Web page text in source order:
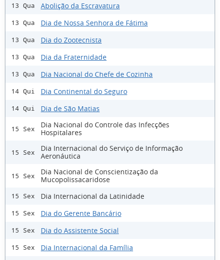
13 Qua Abolição da Escravatura
13 Qua Dia de Nossa Senhora de Fátima
13 Qua Dia do Zootecnista
13 Qua Dia da Fraternidade
13 Qua Dia Nacional do Chefe de Cozinha
14 Qui Dia Continental do Seguro
14 Qui Dia de São Matias
15 Sex
Dia Nacional do Controle das Infecções
Hospitalares
15 Sex
Dia Internacional do Serviço de Informação
Aeronáutica
15 Sex
Dia Nacional de Conscientização da
Mucopolissacaridose
15 Sex Dia Internacional da Latinidade
15 Sex Dia do Gerente Bancário
15 Sex Dia do Assistente Social
15 Sex Dia Internacional da Família